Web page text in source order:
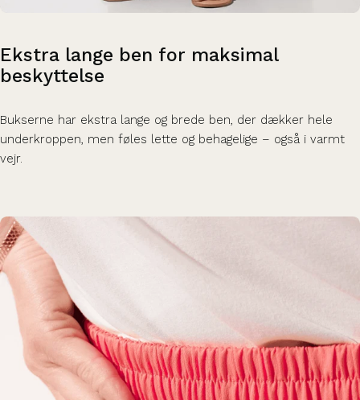
Ekstra lange ben for maksimal
beskyttelse
Bukserne har ekstra lange og brede ben, der dækker hele
underkroppen, men føles lette og behagelige – også i varmt
vejr.